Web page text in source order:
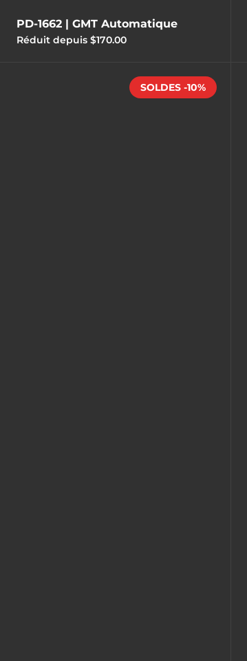
PD-1662 | GMT Automatique
Réduit depuis $170.00
SOLDES -10%